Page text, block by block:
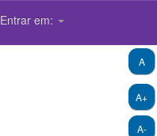
Entrar em:
A+
A-
A